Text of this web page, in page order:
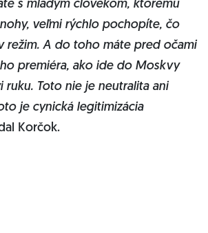
s mladým človekom, ktorému
veľmi rýchlo pochopíte, čo
režim. A do toho máte pred očami
premiéra, ako ide do Moskvy
ruku. Toto nie je neutralita ani
je cynická legitimizácia
Korčok.